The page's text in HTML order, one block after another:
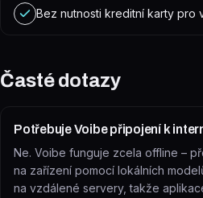
Bez nutnosti kreditní karty pro
Časté dotazy
Potřebuje Voibe připojení k
Ne. Voibe funguje zcela offline –
na zařízení pomocí lokálních
na vzdálené servery, takže